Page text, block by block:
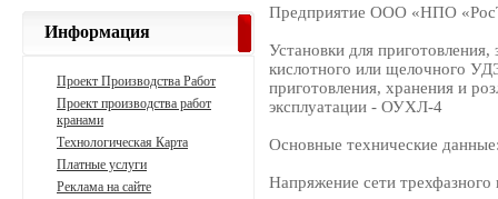
Предприятие ООО «НПО
Установки для приготовления,
кислотного или щелочного
приготовления, хранения и
эксплуатации - ОУХЛ-4
Основные технические
Напряжение сети
Информация
Проект Производства Работ
Проект производства работ
кранами
Технологическая Карта
Платные услуги
Реклама на сайте